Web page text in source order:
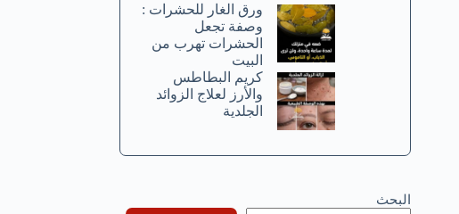
ورق الغار للحشرات :
وصفة تجعل
الحشرات تهرب من
البيت
كريم البطاطس
والأرز لعلاج الزوائد
الجلدية
البحث